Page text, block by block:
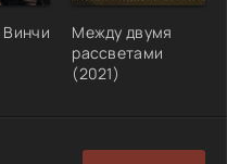
Между двумя
рассветами
(2021)